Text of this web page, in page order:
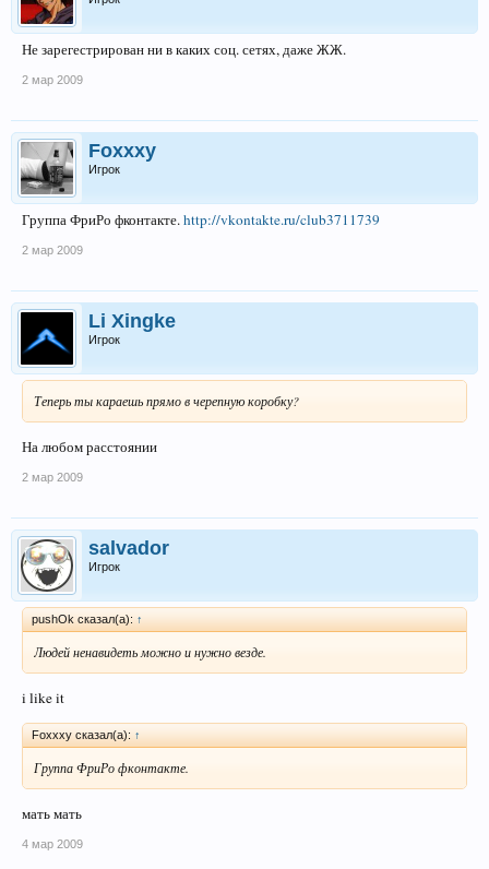
Не зарегестрирован ни в каких соц. сетях, даже ЖЖ.
2 мар 2009
Foxxxy
Игрок
Группа ФриРо фконтакте.http://vkontakte.ru/club3711739
2 мар 2009
Li Xingke
Игрок
Теперь ты караешь прямо в черепную коробку?
На любом расстоянии
2 мар 2009
salvador
Игрок
pushOk сказал(а): ↑
Людей ненавидеть можно и нужно везде.
i like it
Foxxxy сказал(а): ↑
Группа ФриРо фконтакте.
мать мать
4 мар 2009